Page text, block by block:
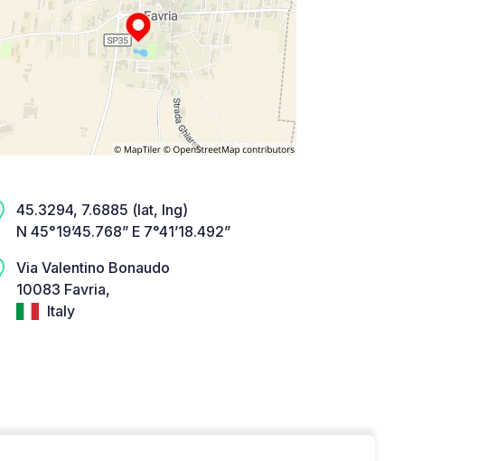
45.3294, 7.6885 (lat, lng)
N 45°19’45.768” E 7°41’18.492”
Via Valentino Bonaudo
10083 Favria,
Italy